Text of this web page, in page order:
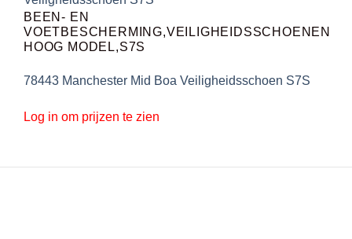
BEEN- EN
VOETBESCHERMING,VEILIGHEIDSSCHOENEN
HOOG MODEL,S7S
78443 Manchester Mid Boa Veiligheidsschoen S7S
Log in om prijzen te zien